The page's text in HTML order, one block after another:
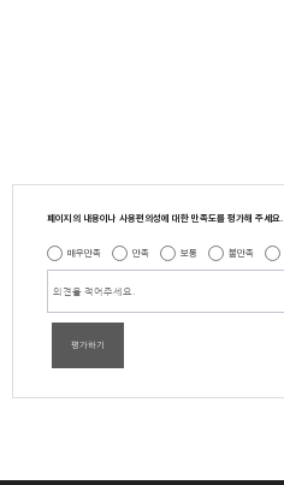
페이지의 내용이나 사용편의성에 대한 만족도를 평가해 주세요.
매우만족 만족 보통 불만족
평가하기